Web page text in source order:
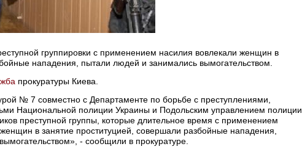
группировки с применением насилия вовлекали женщин в
нападения, пытали людей и занимались вымогательством.
прокуратуры Киева.
№ 7 совместно с Департаменте по борьбе с преступлениями,
Национальной полиции Украины и Подольским управлением полиции
преступной группы, которые длительное время с применением
в занятие проституцией, совершали разбойные нападения,
- сообщили в прокуратуре.